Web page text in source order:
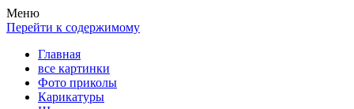
Весела хата — прикольные картинки, смешные истории,
клипы!
Покажем всем ваши фото приколы, карикатуры, шаржи, стихи,
рассказы, видео и песни!
Меню
Перейти к содержимому
Главная
все картинки
Фото приколы
Карикатуры